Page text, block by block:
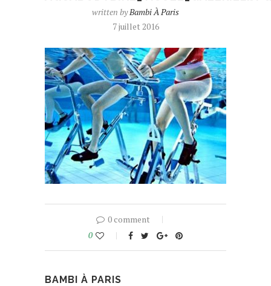
written byBambi À Paris
7 juillet 2016
0 comment
0
BAMBI À PARIS